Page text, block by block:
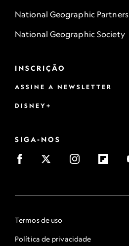
National Geographic Partners
National Geographic Society
INSCRIÇÃO
ASSINE A NEWSLETTER
DISNEY+
SIGA-NOS
Termos de uso
Política de privacidade